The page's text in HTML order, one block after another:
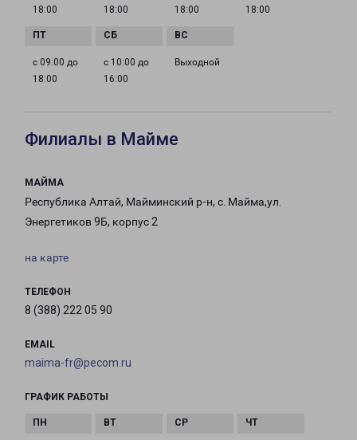
18:00
18:00
18:00
18:00
с 09:00 до
18:00
с 10:00 до
16:00
Выходной
Филиалы в Майме
МАЙМА
Республика Алтай, Майминский р-н, с. Майма,ул.
Энергетиков 9Б, корпус 2
на карте
ТЕЛЕФОН
8 (388) 222 05 90
EMAIL
maima-fr@pecom.ru
ГРАФИК РАБОТЫ